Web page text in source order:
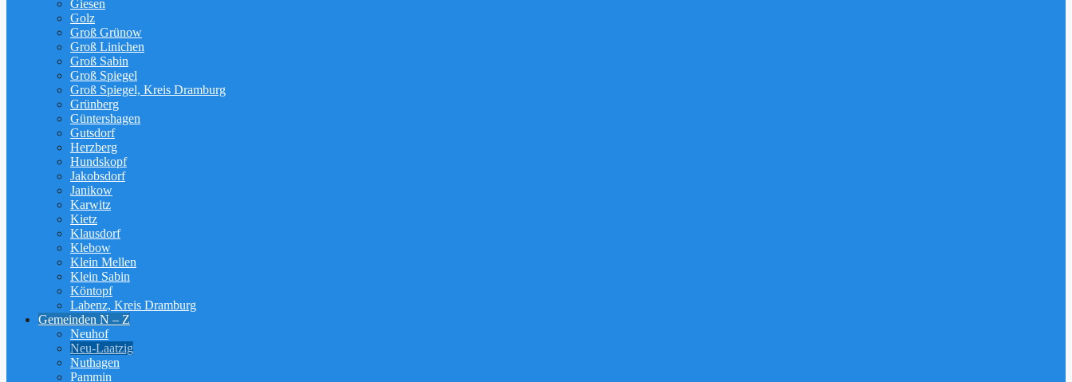
Giesen
Golz
Groß Grünow
Groß Linichen
Groß Sabin
Groß Spiegel
Groß Spiegel, Kreis Dramburg
Grünberg
Güntershagen
Gutsdorf
Herzberg
Hundskopf
Jakobsdorf
Janikow
Karwitz
Kietz
Klausdorf
Klebow
Klein Mellen
Klein Sabin
Köntopf
Labenz, Kreis Dramburg
Gemeinden N – Z
Neuhof
Neu-Laatzig
Nuthagen
Pammin